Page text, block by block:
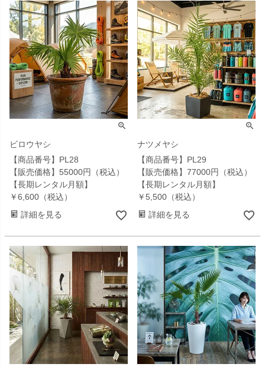
ビロウヤシ
【商品番号】PL28
【販売価格】55000円（税込）
【長期レンタル月額】
￥6,600（税込）
詳細を見る
ナツメヤシ
【商品番号】PL29
【販売価格】77000円（税込）
【長期レンタル月額】
￥5,500（税込）
詳細を見る